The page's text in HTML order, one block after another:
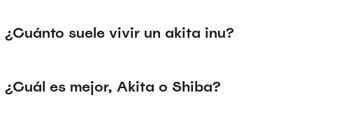
¿Cuánto suele vivir un akita inu?
¿Cuál es mejor, Akita o Shiba?